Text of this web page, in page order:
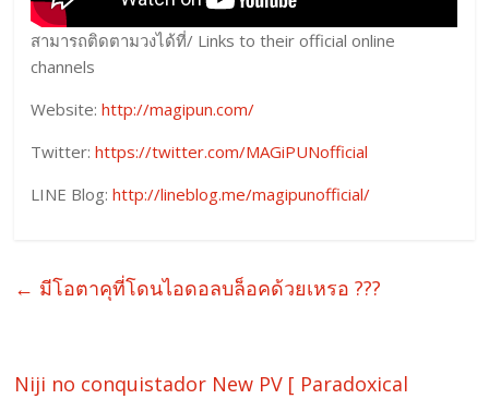
สามารถติดตามวงได้ที่/ Links to their official online
channels
Website:http://magipun.com/
Twitter:https://twitter.com/MAGiPUNofficial
LINE Blog:http://lineblog.me/magipunofficial/
← มีโอตาคุที่โดนไอดอลบล็อคด้วยเหรอ ???
Niji no conquistador New PV [ Paradoxical